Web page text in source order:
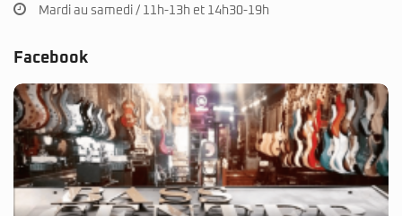
Mardi au samedi / 11h-13h et 14h30-19h
Facebook